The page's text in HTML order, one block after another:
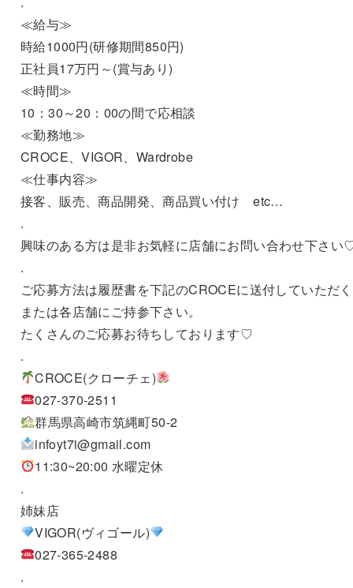
≪給与≫
時給1000円(研修期間850円)
正社員17万円～(賞与あり)
≪時間≫
10：30～20：00の間で応相談
≪勤務地≫
CROCE、VIGOR、Wardrobe
≪仕事内容≫
接客、販売、商品開発、商品買い付け etc…
.
興味のある方は是非お気軽に店舗にお問い合わせ下さい
.
ご応募方法は履歴書を下記のCROCEに送付していただ
または各店舗にご持参下さい。
たくさんのご応募お待ちしております♡
.
CROCE(クローチェ)
027-370-2511
群馬県高崎市筑縄町50-2
infoyt7i@gmail.com
11:30~20:00 水曜定休
.
姉妹店
VIGOR(ヴィゴール)
027-365-2488
.